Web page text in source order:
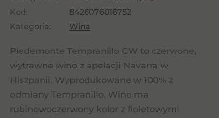
Kod:
8426076016752
Kategoria:
Wina
Piedemonte Tempranillo CW to czerwone,
wytrawne wino z apelacji Navarra w
Hiszpanii. Wyprodukowane w 100% z
odmiany Tempranillo. Wino ma
rubinowoczerwony kolor z fioletowymi